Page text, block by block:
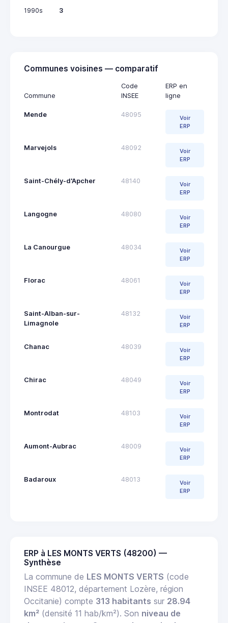
1990s
3
Communes voisines — comparatif
Commune
Code
INSEE
ERP en
ligne
Mende 48095
Voir
ERP
Marvejols 48092
Voir
ERP
Saint-Chély-d'Apcher 48140
Voir
ERP
Langogne 48080
Voir
ERP
La Canourgue 48034
Voir
ERP
Florac 48061
Voir
ERP
Saint-Alban-sur-
Limagnole
48132
Voir
ERP
Chanac 48039
Voir
ERP
Chirac 48049
Voir
ERP
Montrodat 48103
Voir
ERP
Aumont-Aubrac 48009
Voir
ERP
Badaroux 48013
Voir
ERP
ERP à LES MONTS VERTS (48200) —
Synthèse
La commune de LES MONTS VERTS (code
INSEE 48012, département Lozère, région
Occitanie) compte 313 habitants sur 28.94
km² (densité 11 hab/km²). Son niveau de